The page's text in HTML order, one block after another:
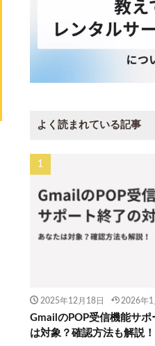
よく読まれている記事
2025年12月18日 2026年1
GmailのPOP受信機能サ
は対象？確認方法も解説！